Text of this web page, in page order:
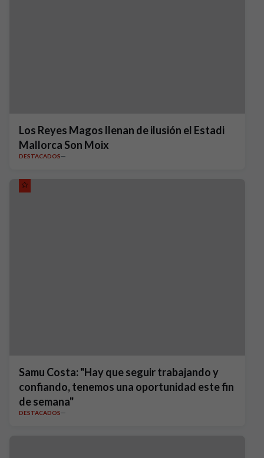
Los Reyes Magos llenan de ilusión el Estadi
Mallorca Son Moix
DESTACADOS
Samu Costa: "Hay que seguir trabajando y
confiando, tenemos una oportunidad este fin
de semana"
DESTACADOS